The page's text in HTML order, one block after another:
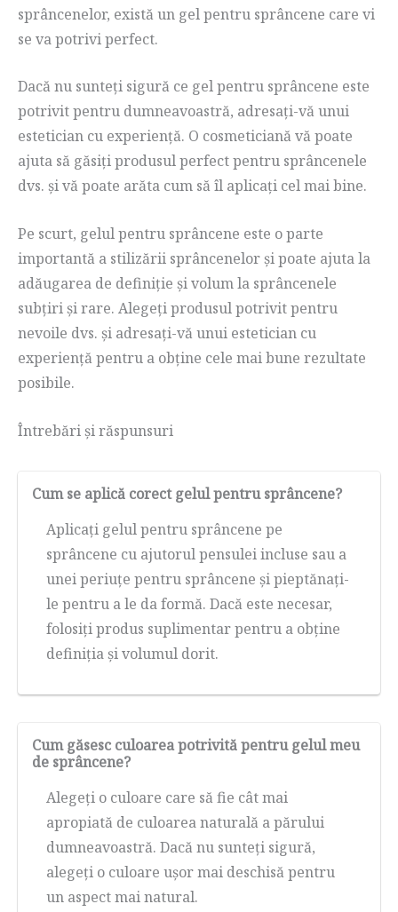
sprâncenelor, există un gel pentru sprâncene care vi
se va potrivi perfect.
Dacă nu sunteți sigură ce gel pentru sprâncene este
potrivit pentru dumneavoastră, adresați-vă unui
estetician cu experiență. O cosmeticiană vă poate
ajuta să găsiți produsul perfect pentru sprâncenele
dvs. și vă poate arăta cum să îl aplicați cel mai bine.
Pe scurt, gelul pentru sprâncene este o parte
importantă a stilizării sprâncenelor și poate ajuta la
adăugarea de definiție și volum la sprâncenele
subțiri și rare. Alegeți produsul potrivit pentru
nevoile dvs. și adresați-vă unui estetician cu
experiență pentru a obține cele mai bune rezultate
posibile.
Întrebări și răspunsuri
Cum se aplică corect gelul pentru sprâncene?
Aplicați gelul pentru sprâncene pe
sprâncene cu ajutorul pensulei incluse sau a
unei periuțe pentru sprâncene și pieptănați-
le pentru a le da formă. Dacă este necesar,
folosiți produs suplimentar pentru a obține
definiția și volumul dorit.
Cum găsesc culoarea potrivită pentru gelul meu
de sprâncene?
Alegeți o culoare care să fie cât mai
apropiată de culoarea naturală a părului
dumneavoastră. Dacă nu sunteți sigură,
alegeți o culoare ușor mai deschisă pentru
un aspect mai natural.